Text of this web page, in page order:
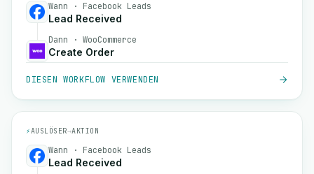
Wann · Facebook Leads
Lead Received
Dann · WooCommerce
Create Order
DIESEN WORKFLOW VERWENDEN
⚡AUSLÖSER→AKTION
Wann · Facebook Leads
Lead Received